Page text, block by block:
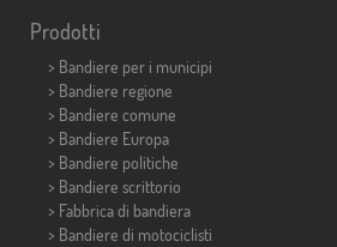
Prodotti
> Bandiere per i municipi
> Bandiere regione
> Bandiere comune
> Bandiere Europa
> Bandiere politiche
> Bandiere scrittorio
> Fabbrica di bandiera
> Bandiere di motociclisti